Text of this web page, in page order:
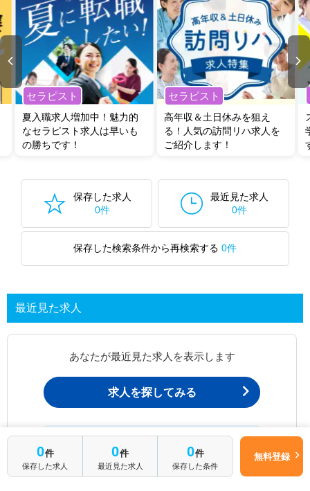
セラピスト
夏入職求人増加中！魅力的
なセラピスト求人は早いも
の勝ちです！
セラピスト
高年収＆土日休みを狙え
る！人気の訪問リハ求人を
ご紹介します！
保存した求人
0件
最近見た求人
0件
保存した検索条件から再検索する 0件
最近見た求人
あなたが最近見た求人を表示します
求人を探してみる
最近見た求人一覧ページから、
お問い合わせが可能です。
0件
保存した求人
0件
最近見た求人
0件
保存した条件
無料登録